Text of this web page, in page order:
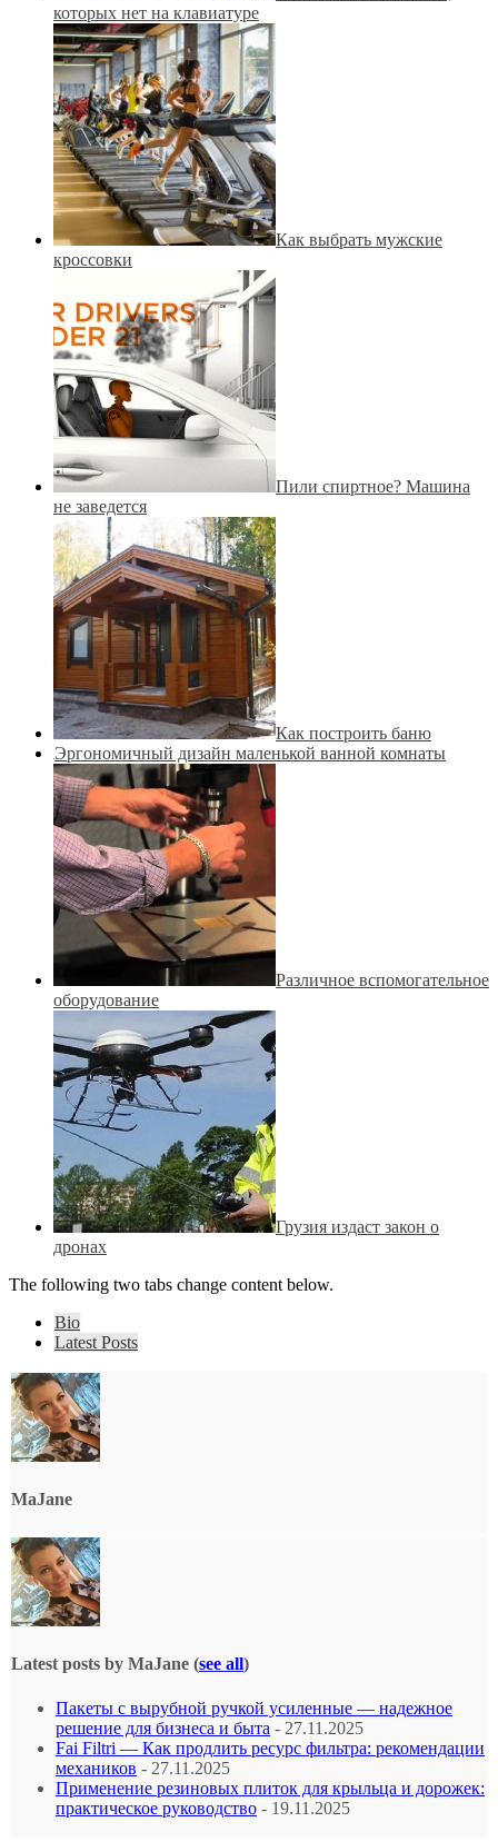
которых нет на клавиатуре
Как выбрать мужские
кроссовки
Пили спиртное? Машина
не заведется
Как построить баню
Эргономичный дизайн маленькой ванной комнаты
Различное вспомогательное
оборудование
Грузия издаст закон о
дронах
The following two tabs change content below.
Bio
Latest Posts
MaJane
Latest posts by MaJane (see all)
Пакеты с вырубной ручкой усиленные — надежное
решение для бизнеса и быта - 27.11.2025
Fai Filtri — Как продлить ресурс фильтра: рекомендации
механиков - 27.11.2025
Применение резиновых плиток для крыльца и дорожек:
практическое руководство - 19.11.2025